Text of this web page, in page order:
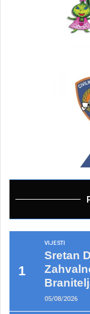
VIJESTI
Sretan
05/08/2026